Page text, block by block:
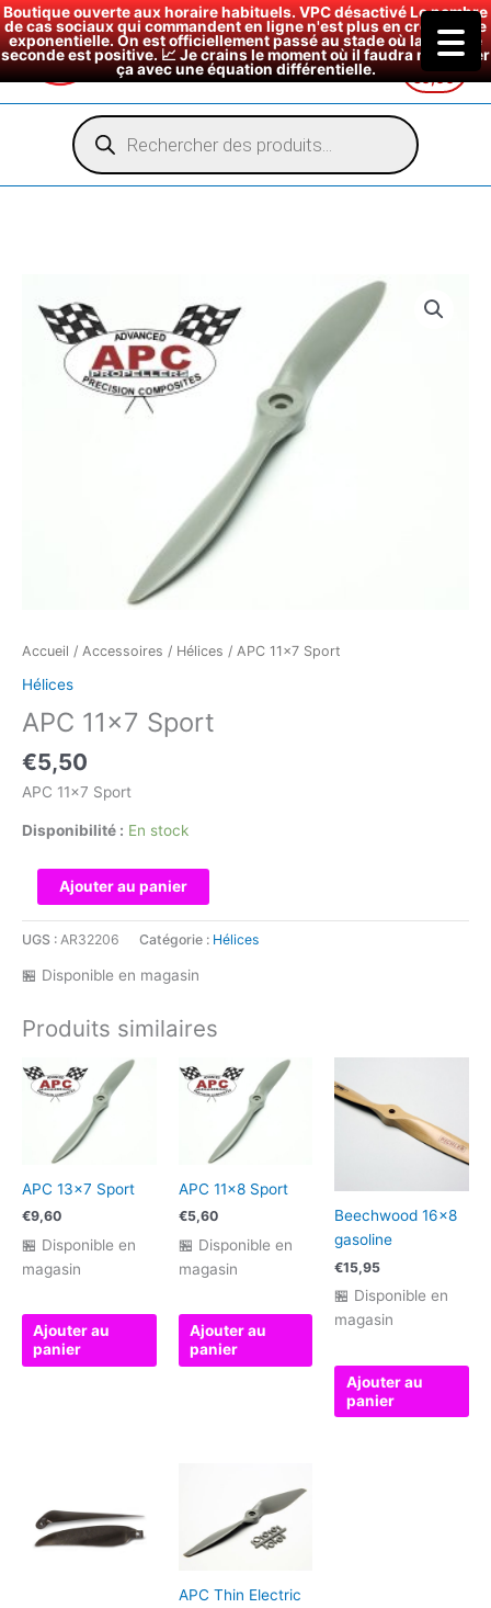
Boutique ouverte aux horaire habituels. VPC désactivé Le nombre
de cas sociaux qui commandent en ligne n'est plus en croissance
exponentielle. On est officiellement passé au stade où la dérivée
seconde est positive. 📈 Je crains le moment où il faudra modéliser
ça avec une équation différentielle.
€0,00
Recherche
de
produits
Accueil / Accessoires / Hélices / APC 11×7 Sport
Hélices
APC 11×7 Sport
€5,50
APC 11×7 Sport
Disponibilité : En stock
quantité
de
Sport
Ajouter au panier
UGS : AR32206 Catégorie : Hélices
🏪 Disponible en magasin
Produits similaires
APC 13×7 Sport
€9,60
🏪 Disponible en
magasin
Ajouter au
panier
APC 11×8 Sport
€5,60
🏪 Disponible en
magasin
Ajouter au
panier
Beechwood 16×8
gasoline
€15,95
🏪 Disponible en
magasin
Ajouter au
panier
APC Thin Electric